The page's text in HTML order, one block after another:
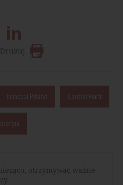
Drukuj
Immobel Poland Central Point
otrzymywać ważne